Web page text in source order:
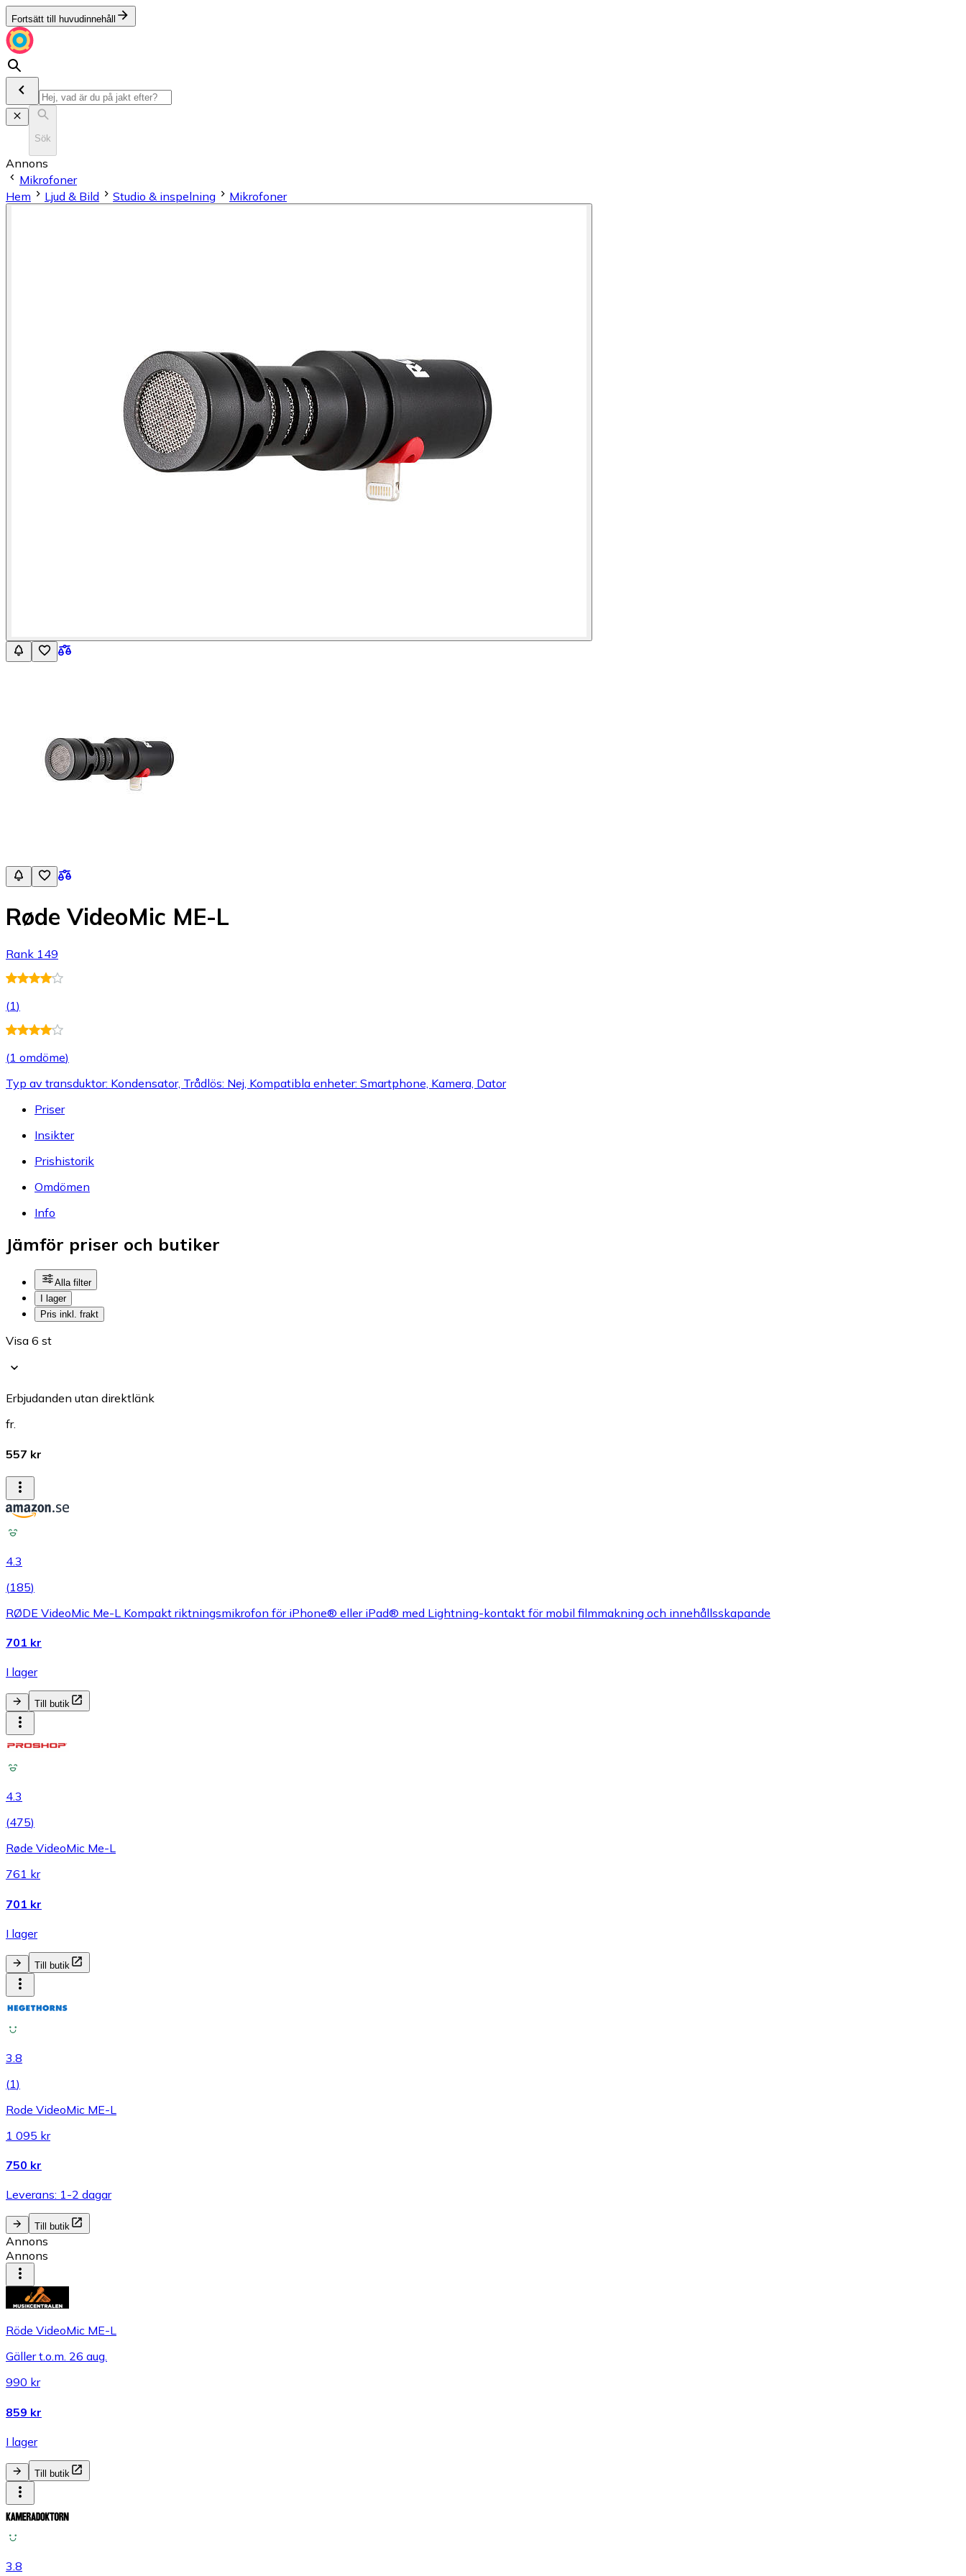
Fortsätt till huvudinnehåll
Sök
Annons
Mikrofoner
Hem
Ljud & Bild Studio & inspelning Mikrofoner
Røde VideoMic ME-L
Rank 149
(1)
(1 omdöme)
Typ av transduktor: Kondensator, Trådlös: Nej, Kompatibla enheter: Smartphone, Kamera, Dator
Priser
Insikter
Prishistorik
Omdömen
Info
Jämför priser och butiker
Alla filter
I lager
Pris inkl. frakt
Visa 6 st
Erbjudanden utan direktlänk
fr.
557 kr
4.3
(185)
RØDE VideoMic Me-L Kompakt riktningsmikrofon för iPhone® eller iPad® med Lightning-kontakt för mobil filmmakning och innehållsskapande
701 kr
I lager
Till butik
4.3
(475)
Røde VideoMic Me-L
761 kr
701 kr
I lager
Till butik
3.8
(1)
Rode VideoMic ME-L
1 095 kr
750 kr
Leverans: 1-2 dagar
Till butik
Annons
Annons
Röde VideoMic ME-L
Gäller t.o.m. 26 aug.
990 kr
859 kr
I lager
Till butik
3.8